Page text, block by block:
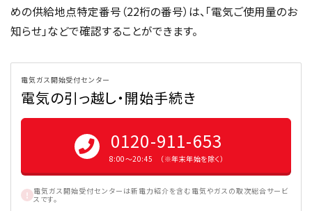
めの供給地点特定番号（22桁の番号）は、「電気ご使用量のお
知らせ」などで確認することができます。
電気ガス開始受付センター
電気の引っ越し・開始手続き
0120-911-653
8:00〜20:45 （※年末年始を除く）
電気ガス開始受付センターは新電力紹介を含む電気やガスの取次総合サービ
スです。